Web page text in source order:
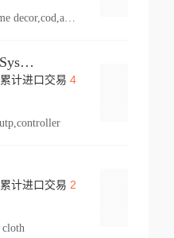
vehicle,pl 2,arts,home decor,cod,amusement ride,sea
Duetto Intergrgrated Systems Inc.
计进口交易 4
计进口交易 2